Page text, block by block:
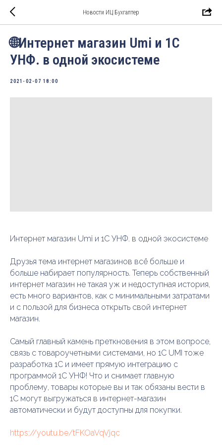
Новости ИЦ Бухгалтер
🌐Интернет магазин Umi и 1С
УНФ. в одной экосистеме
2021-02-07 18:00
Интернет магазин Umi и 1С УНФ. в одной экосистеме
Друзья тема интернет магазинов всё больше и
больше набирает популярность. Теперь собственный
интернет магазин не такая уж и недоступная история,
есть много вариантов, как с минимальными затратами
и с пользой для бизнеса открыть свой интернет
магазин.
Самый главный камень преткновения в этом вопросе,
связь с товароучетными системами, но 1С UMI тоже
разработка 1С и имеет прямую интеграцию с
программой 1С УНФ! Что и снимает главную
проблему, товары которые вы и так обязаны вести в
1С могут выгружаться в интернет-магазин
автоматически и будут доступны для покупки.
https://youtu.be/tFKOaVqVjqc